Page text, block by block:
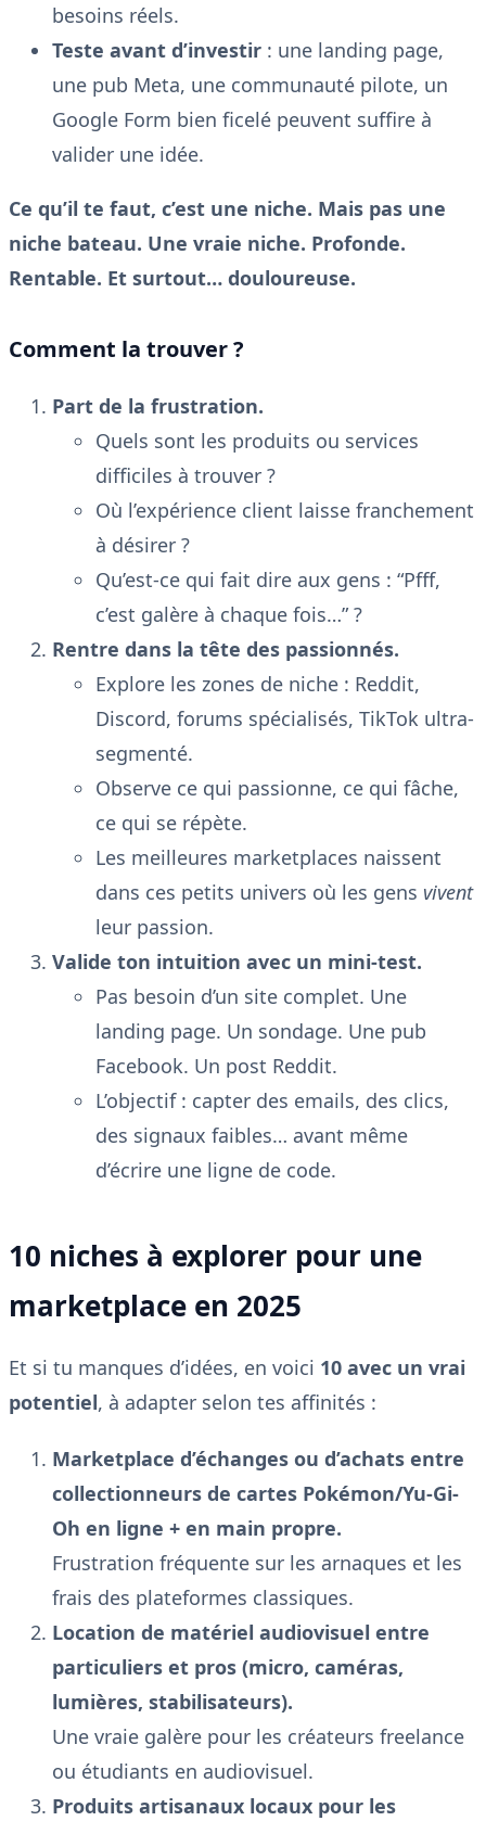
besoins réels.
Teste avant d’investir : une landing page,
une pub Meta, une communauté pilote, un
Google Form bien ficelé peuvent suffire à
valider une idée.
Ce qu’il te faut, c’est une niche. Mais pas une
niche bateau. Une vraie niche. Profonde.
Rentable. Et surtout… douloureuse.
Comment la trouver ?
Part de la frustration.
Quels sont les produits ou services
difficiles à trouver ?
Où l’expérience client laisse franchement
à désirer ?
Qu’est-ce qui fait dire aux gens : “Pfff,
c’est galère à chaque fois…” ?
Rentre dans la tête des passionnés.
Explore les zones de niche : Reddit,
Discord, forums spécialisés, TikTok ultra-
segmenté.
Observe ce qui passionne, ce qui fâche,
ce qui se répète.
Les meilleures marketplaces naissent
dans ces petits univers où les gens vivent
leur passion.
Valide ton intuition avec un mini-test.
Pas besoin d’un site complet. Une
landing page. Un sondage. Une pub
Facebook. Un post Reddit.
L’objectif : capter des emails, des clics,
des signaux faibles… avant même
d’écrire une ligne de code.
10 niches à explorer pour une
marketplace en 2025
Et si tu manques d’idées, en voici 10 avec un vrai
potentiel, à adapter selon tes affinités :
Marketplace d’échanges ou d’achats entre
collectionneurs de cartes Pokémon/Yu-Gi-
Oh en ligne + en main propre.
Frustration fréquente sur les arnaques et les
frais des plateformes classiques.
Location de matériel audiovisuel entre
particuliers et pros (micro, caméras,
lumières, stabilisateurs).
Une vraie galère pour les créateurs freelance
ou étudiants en audiovisuel.
Produits artisanaux locaux pour les